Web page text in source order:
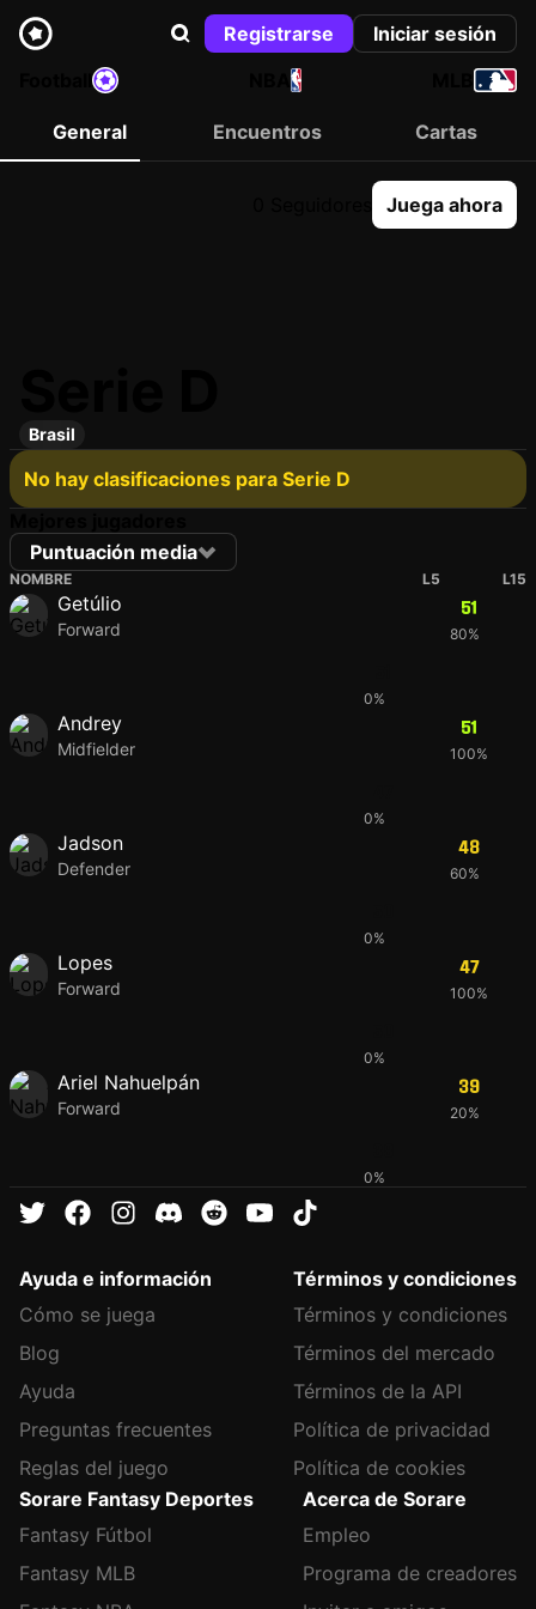
Registrarse
Iniciar sesión
NBA
General Encuentros Cartas
Juega ahora
Brasil
No hay clasificaciones para Serie D
Puntuación media
NOMBRE L5 L15
Getúlio
Forward
51
80%
0%
Andrey
Midfielder
51
100%
0%
Jadson
Defender
48
60%
0%
Lopes
Forward
47
100%
0%
Ariel Nahuelpán
Forward
39
20%
0%
Ayuda e información
Cómo se juega
Blog
Ayuda
Preguntas frecuentes
Reglas del juego
Términos y condiciones
Términos y condiciones
Términos del mercado
Términos de la API
Política de privacidad
Política de cookies
Sorare Fantasy Deportes
Fantasy Fútbol
Fantasy MLB
Acerca de Sorare
Empleo
Programa de creadores